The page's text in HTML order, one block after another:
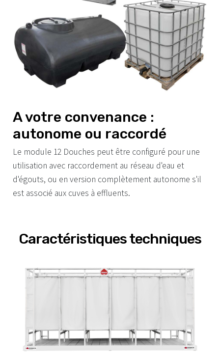
A votre convenance :
autonome ou raccordé
Le module 12 Douches peut être configuré pour une
utilisation avec raccordement au réseau d'eau et
d'égouts, ou en version complètement autonome s'il
est associé aux cuves à effluents.
Caractéristiques techniques